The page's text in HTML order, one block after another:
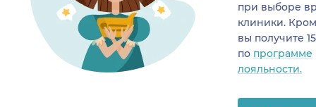
при выборе
клиники.
вы получите
по программе
лояльности.